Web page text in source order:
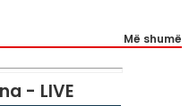
Më shumë
- LIVE